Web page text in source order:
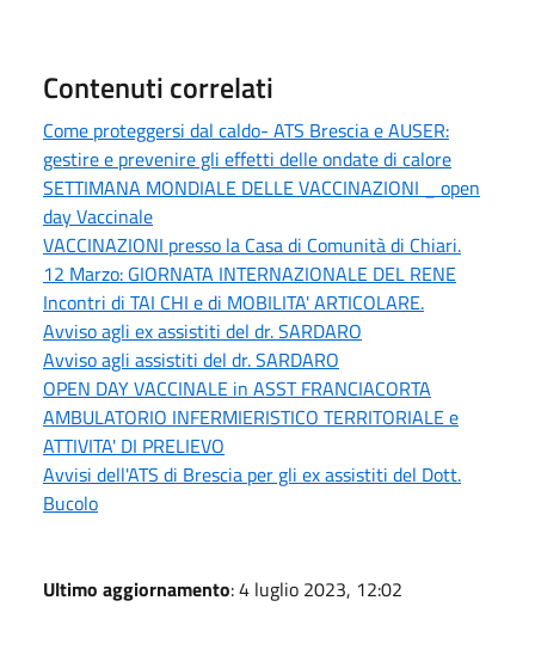
Contenuti correlati
Come proteggersi dal caldo- ATS Brescia e AUSER:
gestire e prevenire gli effetti delle ondate di calore
SETTIMANA MONDIALE DELLE VACCINAZIONI _ open
day Vaccinale
VACCINAZIONI presso la Casa di Comunità di Chiari.
12 Marzo: GIORNATA INTERNAZIONALE DEL RENE
Incontri di TAI CHI e di MOBILITA' ARTICOLARE.
Avviso agli ex assistiti del dr. SARDARO
Avviso agli assistiti del dr. SARDARO
OPEN DAY VACCINALE in ASST FRANCIACORTA
AMBULATORIO INFERMIERISTICO TERRITORIALE e
ATTIVITA' DI PRELIEVO
Avvisi dell'ATS di Brescia per gli ex assistiti del Dott.
Bucolo
Ultimo aggiornamento: 4 luglio 2023, 12:02